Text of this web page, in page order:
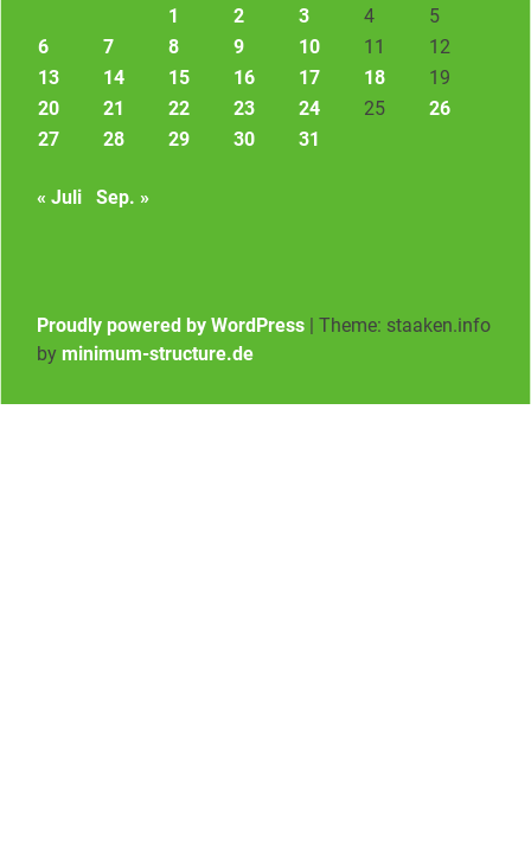
1
2 3 4
5
6
7 8 9 10 11
12
13
14 15 16 17 18
19
20
21 22 23 24 25
26
27
28 29 30 31
« Juli Sep. »
Proudly powered by WordPress | Theme: staaken.info
by minimum-structure.de